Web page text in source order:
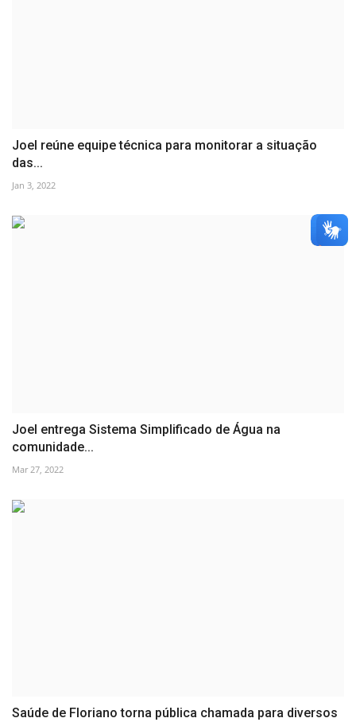
Joel reúne equipe técnica para monitorar a situação
das...
Jan 3, 2022
Joel entrega Sistema Simplificado de Água na
comunidade...
Mar 27, 2022
Saúde de Floriano torna pública chamada para diversos